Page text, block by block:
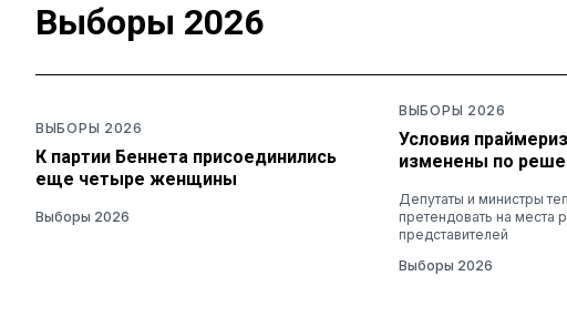
Выборы 2026
ВЫБОРЫ 2026
К партии Беннета присоединились
еще четыре женщины
Выборы 2026
ВЫБОРЫ 2026
Условия
изменены по
Депутаты и министры
претендовать на места
представителей
Выборы 2026